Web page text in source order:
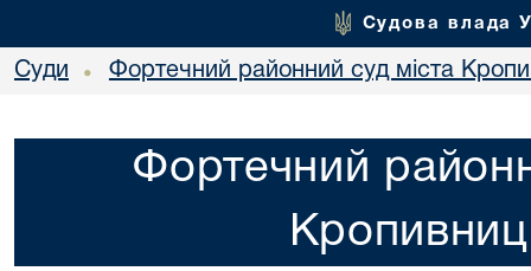
Судова влада
Суди • Фортечний районний суд міста
Фортечний